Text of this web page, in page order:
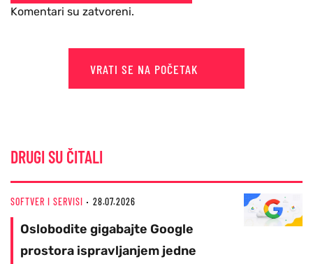
Komentari su zatvoreni.
VRATI SE NA POČETAK
DRUGI SU ČITALI
SOFTVER I SERVISI 28.07.2026
Oslobodite gigabajte Google
prostora ispravljanjem jedne